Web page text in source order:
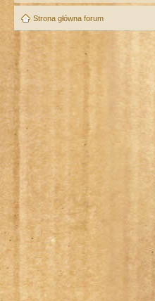
Strona główna forum